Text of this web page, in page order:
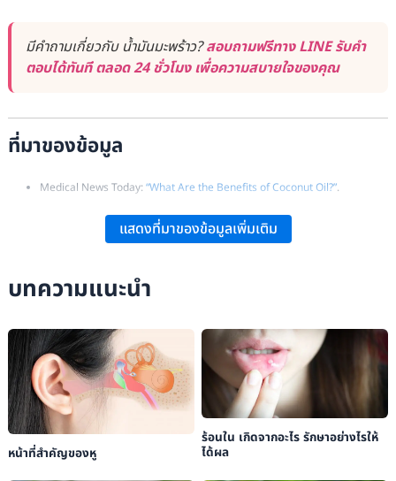
มีคำถามเกี่ยวกับ น้ำมันมะพร้าว?สอบถามฟรีทาง LINE รับคำ
ตอบได้ทันที ตลอด 24 ชั่วโมง เพื่อความสบายใจของคุณ
ที่มาของข้อมูล
Medical News Today: “What Are the Benefits of Coconut Oil?”.
แสดงที่มาของข้อมูลเพิ่มเติม
บทความแนะนำ
หน้าที่สำคัญของหู
ร้อนใน เกิดจากอะไร รักษาอย่างไรให้
ได้ผล